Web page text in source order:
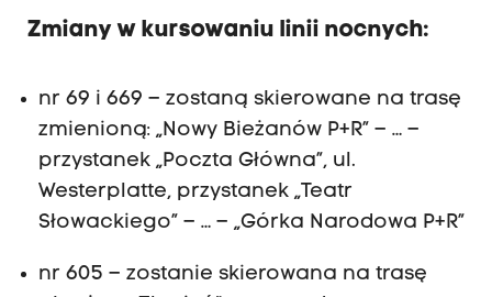
Zmiany w kursowaniu linii nocnych:
nr 69 i 669 – zostaną skierowane na trasę
zmienioną: „Nowy Bieżanów P+R” – … –
przystanek „Poczta Główna”, ul.
Westerplatte, przystanek „Teatr
Słowackiego” – … – „Górka Narodowa P+R”
nr 605 – zostanie skierowana na trasę